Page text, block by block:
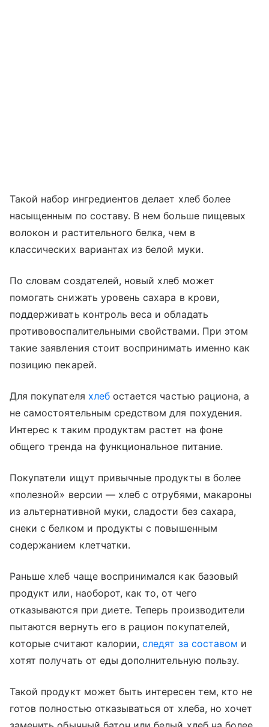
Такой набор ингредиентов делает хлеб более
насыщенным по составу. В нем больше пищевых
волокон и растительного белка, чем в
классических вариантах из белой муки.
По словам создателей, новый хлеб может
помогать снижать уровень сахара в крови,
поддерживать контроль веса и обладать
противовоспалительными свойствами. При этом
такие заявления стоит воспринимать именно как
позицию пекарей.
Для покупателя хлебостается частью рациона, а
не самостоятельным средством для похудения.
Интерес к таким продуктам растет на фоне
общего тренда на функциональное питание.
Покупатели ищут привычные продукты в более
«полезной» версии — хлеб с отрубями, макароны
из альтернативной муки, сладости без сахара,
снеки с белком и продукты с повышенным
содержанием клетчатки.
Раньше хлеб чаще воспринимался как базовый
продукт или, наоборот, как то, от чего
отказываются при диете. Теперь производители
пытаются вернуть его в рацион покупателей,
которые считают калории,следят за составом и
хотят получать от еды дополнительную пользу.
Такой продукт может быть интересен тем, кто не
готов полностью отказываться от хлеба, но хочет